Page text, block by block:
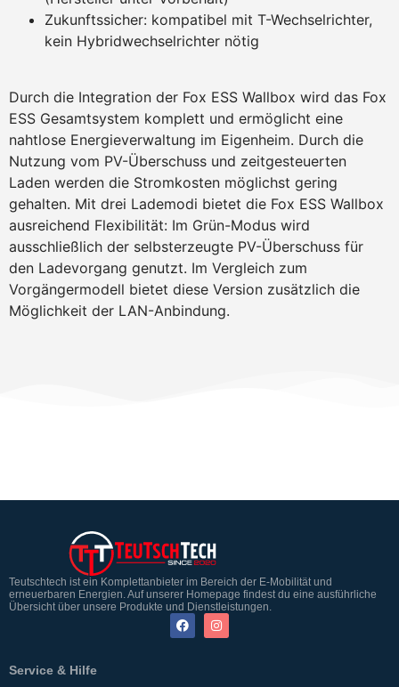
Zukunftssicher: kompatibel mit T-Wechselrichter,
kein Hybridwechselrichter nötig
Durch die Integration der Fox ESS Wallbox wird das Fox
ESS Gesamtsystem komplett und ermöglicht eine
nahtlose Energieverwaltung im Eigenheim. Durch die
Nutzung vom PV-Überschuss und zeitgesteuerten
Laden werden die Stromkosten möglichst gering
gehalten. Mit drei Lademodi bietet die Fox ESS Wallbox
ausreichend Flexibilität: Im Grün-Modus wird
ausschließlich der selbsterzeugte PV-Überschuss für
den Ladevorgang genutzt. Im Vergleich zum
Vorgängermodell bietet diese Version zusätzlich die
Möglichkeit der LAN-Anbindung.
Teutschtech ist ein Komplettanbieter im Bereich der E-Mobilität und
erneuerbaren Energien. Auf unserer Homepage findest du eine ausführliche
Übersicht über unsere Produkte und Dienstleistungen.
Service & Hilfe